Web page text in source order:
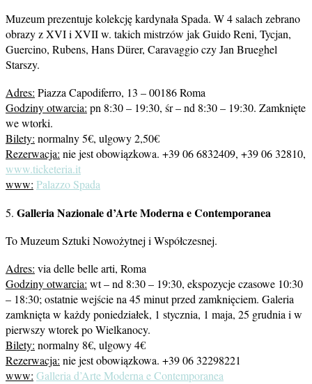
Muzeum prezentuje kolekcję kardynała Spada. W 4 salach zebrano
obrazy z XVI i XVII w. takich mistrzów jak Guido Reni, Tycjan,
Guercino, Rubens, Hans Dürer, Caravaggio czy Jan Brueghel
Starszy.
Adres: Piazza Capodiferro, 13 – 00186 Roma
Godziny otwarcia: pn 8:30 – 19:30, śr – nd 8:30 – 19:30. Zamknięte
we wtorki.
Bilety: normalny 5€, ulgowy 2,50€
Rezerwacja: nie jest obowiązkowa. +39 06 6832409, +39 06 32810,
www.ticketeria.it
www: Palazzo Spada
5. Galleria Nazionale d’Arte Moderna e Contemporanea
To Muzeum Sztuki Nowożytnej i Współczesnej.
Adres: via delle belle arti, Roma
Godziny otwarcia: wt – nd 8:30 – 19:30, ekspozycje czasowe 10:30
– 18:30; ostatnie wejście na 45 minut przed zamknięciem. Galeria
zamknięta w każdy poniedziałek, 1 stycznia, 1 maja, 25 grudnia i w
pierwszy wtorek po Wielkanocy.
Bilety: normalny 8€, ulgowy 4€
Rezerwacja: nie jest obowiązkowa. +39 06 32298221
www: Galleria d’Arte Moderna e Contemporanea